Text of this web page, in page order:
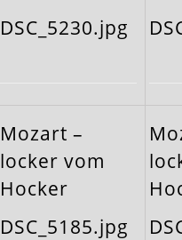
DSC_5230.jpg
Mozart –
locker vom
Hocker
DSC_5185.jpg